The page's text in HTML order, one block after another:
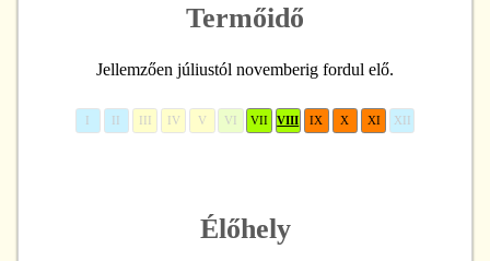
Termőidő
Jellemzően júliustól novemberig fordul elő.
IV V VI VII VIII IX X XI XII
Élőhely